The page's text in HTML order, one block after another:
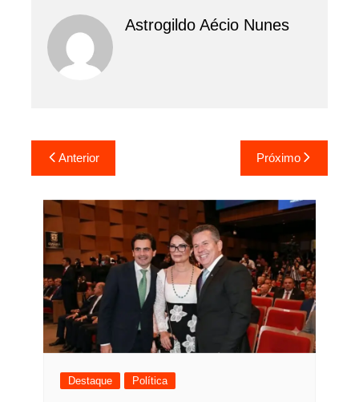
Astrogildo Aécio Nunes
Navegação
de
Post
Anterior Próximo
Destaque Política